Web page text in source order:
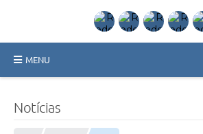
MENU
Notícias